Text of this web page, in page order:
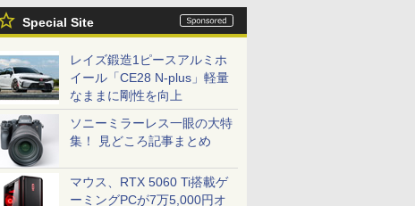
Special Site
レイズ鍛造1ピースアルミホ
イール「CE28 N-plus」軽量
なままに剛性を向上
ソニーミラーレス一眼の大特
集！ 見どころ記事まとめ
マウス、RTX 5060 Ti搭載ゲ
ーミングPCが7万5,000円オ